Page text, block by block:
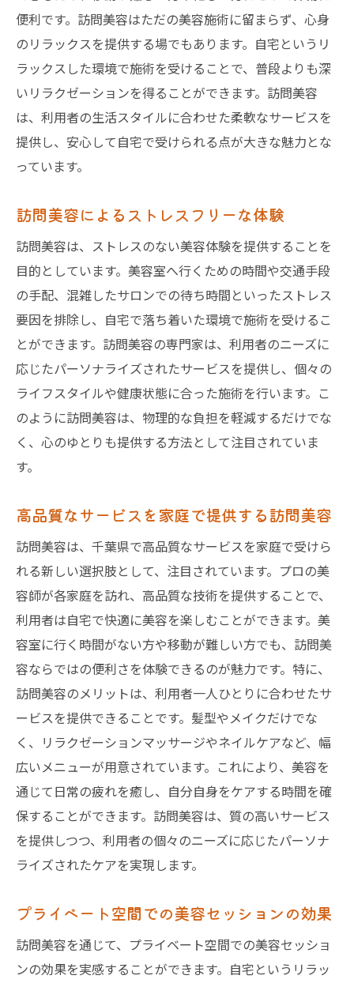
便利です。訪問美容はただの美容施術に留まらず、心身
のリラックスを提供する場でもあります。自宅というリ
ラックスした環境で施術を受けることで、普段よりも深
いリラクゼーションを得ることができます。訪問美容
は、利用者の生活スタイルに合わせた柔軟なサービスを
提供し、安心して自宅で受けられる点が大きな魅力とな
っています。
訪問美容によるストレスフリーな体験
訪問美容は、ストレスのない美容体験を提供することを
目的としています。美容室へ行くための時間や交通手段
の手配、混雑したサロンでの待ち時間といったストレス
要因を排除し、自宅で落ち着いた環境で施術を受けるこ
とができます。訪問美容の専門家は、利用者のニーズに
応じたパーソナライズされたサービスを提供し、個々の
ライフスタイルや健康状態に合った施術を行います。こ
のように訪問美容は、物理的な負担を軽減するだけでな
く、心のゆとりも提供する方法として注目されていま
す。
高品質なサービスを家庭で提供する訪問美容
訪問美容は、千葉県で高品質なサービスを家庭で受けら
れる新しい選択肢として、注目されています。プロの美
容師が各家庭を訪れ、高品質な技術を提供することで、
利用者は自宅で快適に美容を楽しむことができます。美
容室に行く時間がない方や移動が難しい方でも、訪問美
容ならではの便利さを体験できるのが魅力です。特に、
訪問美容のメリットは、利用者一人ひとりに合わせたサ
ービスを提供できることです。髪型やメイクだけでな
く、リラクゼーションマッサージやネイルケアなど、幅
広いメニューが用意されています。これにより、美容を
通じて日常の疲れを癒し、自分自身をケアする時間を確
保することができます。訪問美容は、質の高いサービス
を提供しつつ、利用者の個々のニーズに応じたパーソナ
ライズされたケアを実現します。
プライベート空間での美容セッションの効果
訪問美容を通じて、プライベート空間での美容セッショ
ンの効果を実感することができます。自宅というリラッ